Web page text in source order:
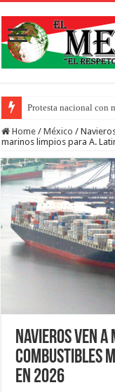
Protesta nacional con
Home / México /
marinos limpios para A.
Navieros ven
combustibles
en 2026